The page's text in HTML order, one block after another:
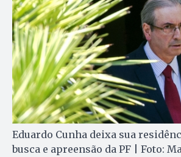
Eduardo Cunha deixa sua
busca e apreensão da PF | Foto: